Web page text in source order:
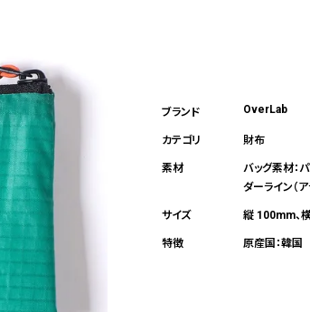
OverLab
財布
バッグ素材：
ダーライン（ア
縦 100mm、
原産国：韓国